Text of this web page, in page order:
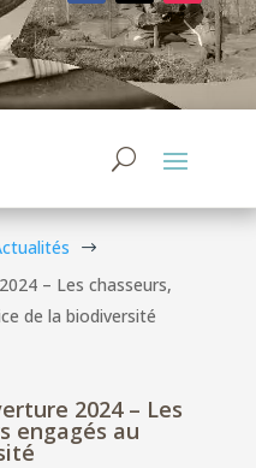
$
– Les chasseurs,
de la biodiversité
2024 – Les
engagés au